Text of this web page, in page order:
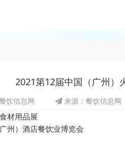
2021第12届中国（广州）
饮信息网 来源：餐饮信息网
材用品展
州）酒店餐饮业博览会